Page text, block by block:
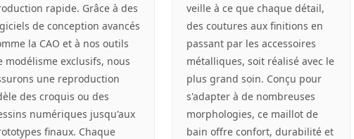
rapide. Grâce à des
de conception avancés
la CAO et à nos outils
modélisme exclusifs, nous
une reproduction
des croquis ou des
numériques jusqu'aux
finaux. Chaque
veille à ce que chaque détail,
des coutures aux finitions en
passant par les accessoires
métalliques, soit réalisé avec le
plus grand soin. Conçu pour
s'adapter à de nombreuses
morphologies, ce maillot de
bain offre confort, durabilité et